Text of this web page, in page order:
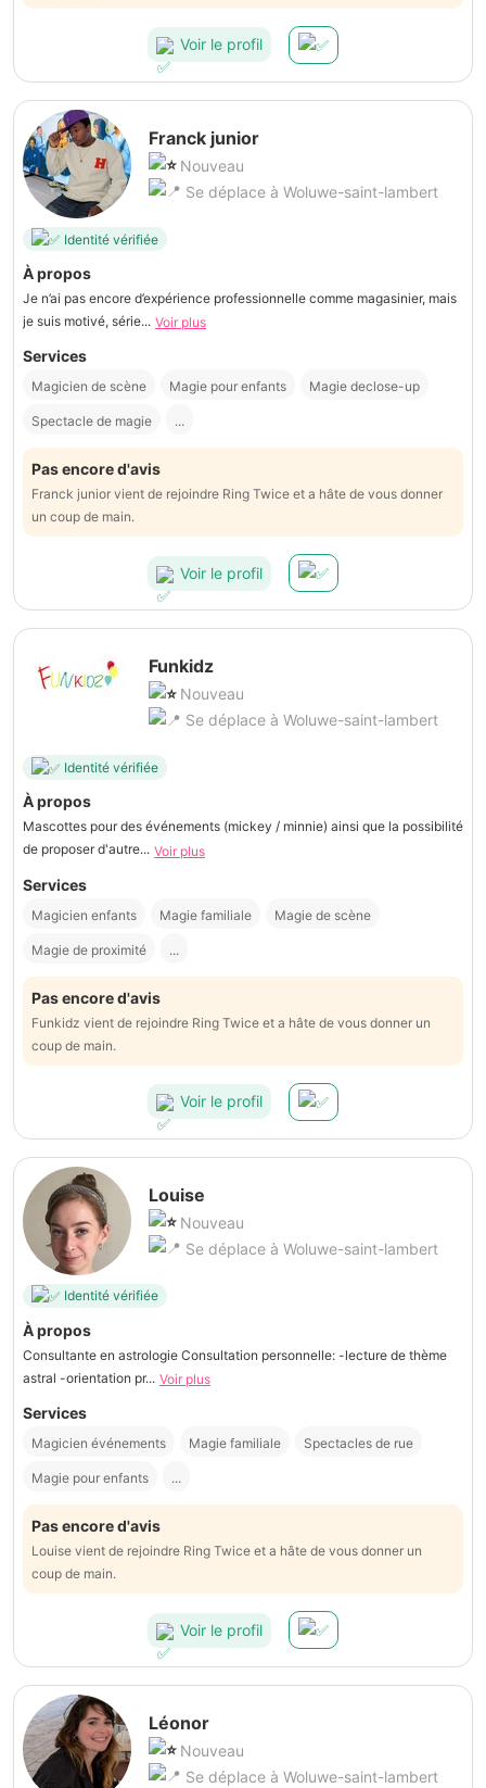
Voir le profil
Franck junior
Nouveau
Se déplace à Woluwe-saint-lambert
Identité vérifiée
À propos
Je n’ai pas encore d’expérience professionnelle comme magasinier, mais
je suis motivé, série... Voir plus
Services
Magicien de scène Magie pour enfants Magie declose-up
Spectacle de magie ...
Pas encore d'avis
Franck junior vient de rejoindre Ring Twice et a hâte de vous donner
un coup de main.
Voir le profil
Funkidz
Nouveau
Se déplace à Woluwe-saint-lambert
Identité vérifiée
À propos
Mascottes pour des événements (mickey / minnie) ainsi que la possibilité
de proposer d'autre... Voir plus
Services
Magicien enfants Magie familiale Magie de scène
Magie de proximité ...
Pas encore d'avis
Funkidz vient de rejoindre Ring Twice et a hâte de vous donner un
coup de main.
Voir le profil
Louise
Nouveau
Se déplace à Woluwe-saint-lambert
Identité vérifiée
À propos
Consultante en astrologie Consultation personnelle: -lecture de thème
astral -orientation pr... Voir plus
Services
Magicien événements Magie familiale Spectacles de rue
Magie pour enfants ...
Pas encore d'avis
Louise vient de rejoindre Ring Twice et a hâte de vous donner un
coup de main.
Voir le profil
Léonor
Nouveau
Se déplace à Woluwe-saint-lambert